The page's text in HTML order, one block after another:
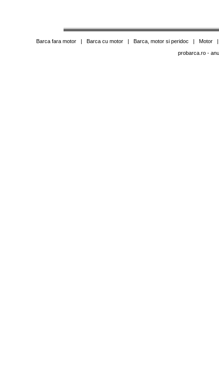
Barca fara motor| Barca cu motor| Barca, motor si peridoc | Motor
probarca.ro-